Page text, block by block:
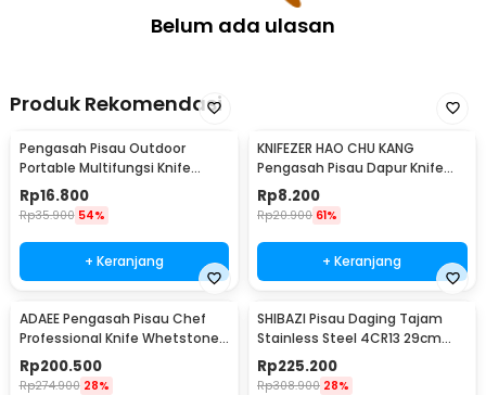
Belum ada ulasan
Produk Rekomendasi
Pengasah Pisau Outdoor
Portable Multifungsi Knife
Sharpener - Y88
Rp16.800
Rp35.900 54%
+ Keranjang
KNIFEZER HAO CHU KANG
Pengasah Pisau Dapur Knife
Sharpener 3 Slot - RS-168
Rp8.200
Rp20.900 61%
+ Keranjang
ADAEE Pengasah Pisau Chef
Professional Knife Whetstone
Grinder
Rp200.500
Rp274.900 28%
SHIBAZI Pisau Daging Tajam
Stainless Steel 4CR13 29cm
Cleaver Knife - S601
Rp225.200
Rp308.900 28%